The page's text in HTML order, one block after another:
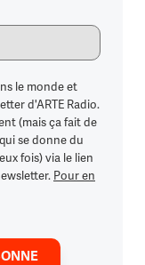
le monde et
d'ARTE Radio.
(mais ça fait de
se donne du
fois) via le lien
Pour en